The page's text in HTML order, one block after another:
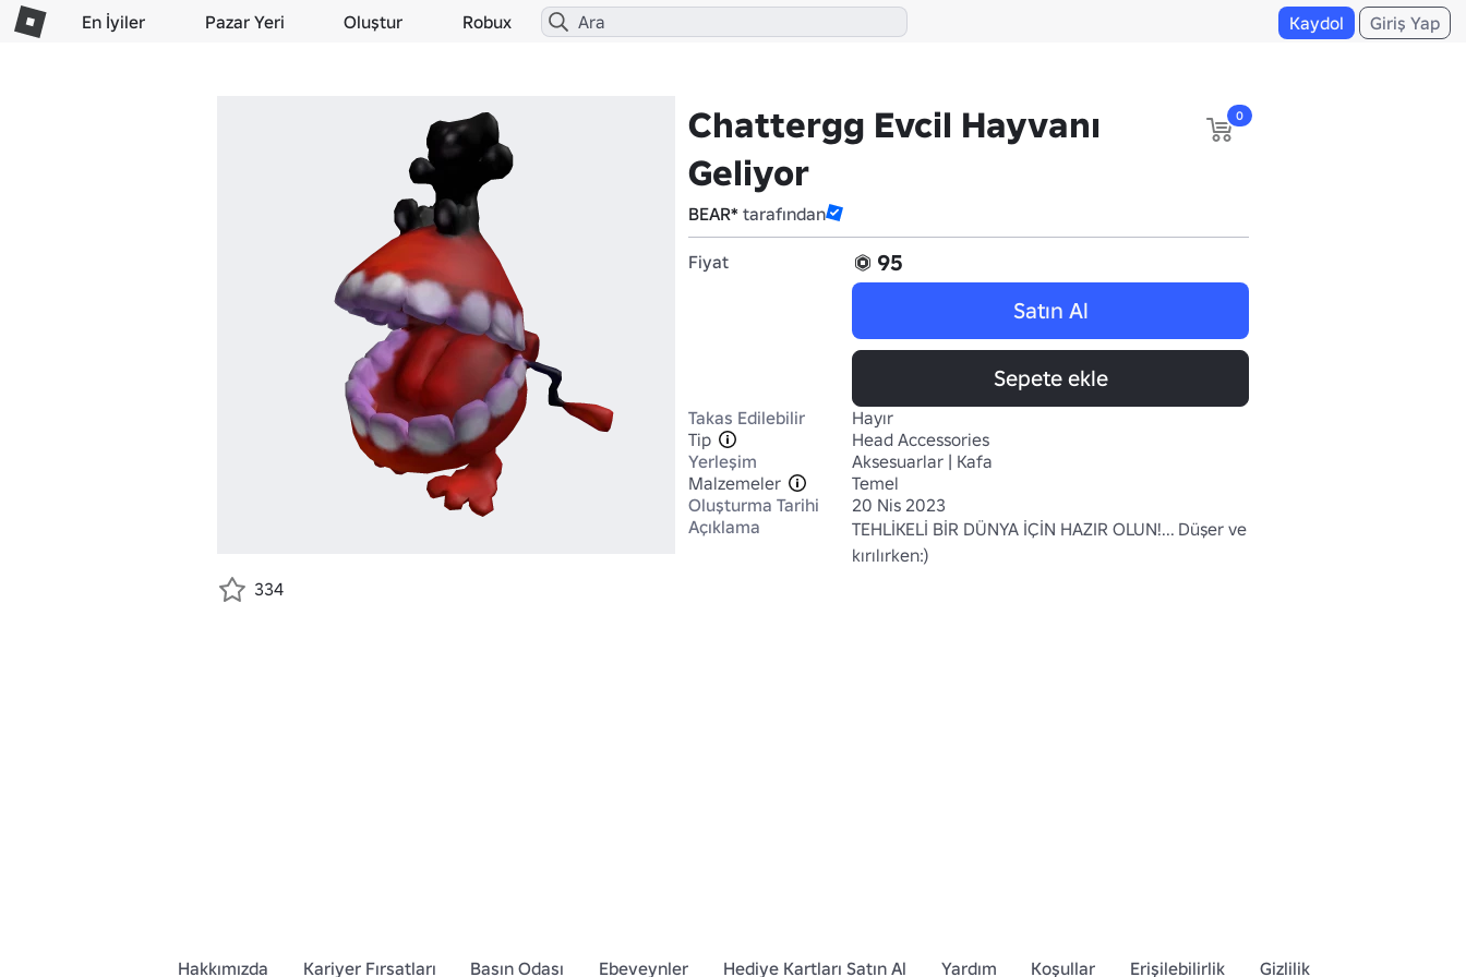
En İyiler Pazar Yeri Oluştur Robux Kaydol Giriş Yap
Chattergg Evcil Hayvanı
Geliyor
BEAR* tarafından
0
Fiyat
95
Satın Al
Sepete ekle
Takas Edilebilir
Hayır
Tip
Head Accessories
Yerleşim
Aksesuarlar | Kafa
Malzemeler
Temel
Oluşturma Tarihi
20 Nis 2023
Açıklama
TEHLİKELİ BİR DÜNYA İÇİN HAZIR OLUN!... Düşer ve
kırılırken:)
334
Hakkımızda Kariyer Fırsatları Basın Odası Ebeveynler Hediye Kartları Satın Al Yardım Koşullar Erişilebilirlik Gizlilik